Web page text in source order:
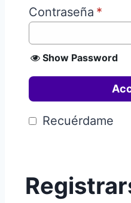
Contraseña *
Show Password
Recuérdame